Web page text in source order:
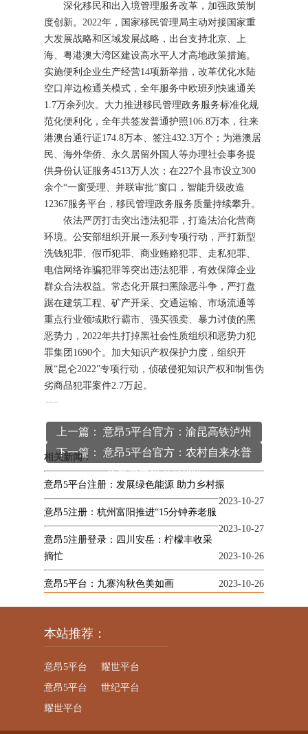
深化移民和出入境管理服务改革，加强政策制
度创新。2022年，国家移民管理局主动对接国家重
大发展战略和区域发展战略，出台支持北京、上
海、粤港澳大湾区建设高水平人才高地政策措施。
实施便利企业生产经营14项新举措，改革优化水陆
空口岸边检通关模式，全年服务中欧班列快速通关
1.7万余列次。大力推进移民管理政务服务标准化规
范化便利化，全年共签发普通护照106.8万本，往来
港澳台通行证174.8万本、签注432.3万个；为港澳居
民、海外华侨、永久居留外国人等办理社会事务提
供身份认证服务4513万人次；在227个县市设立300
余个“一窗受理、并联审批”窗口，智能升级改造
12367服务平台，移民管理政务服务质量持续攀升。
依法严厉打击突出违法犯罪，打造法治化营商
环境。公安部组织开展一系列专项行动，严打新型
洗钱犯罪、假币犯罪、商业贿赂犯罪、走私犯罪、
电信网络诈骗犯罪等突出违法犯罪，有效保障企业
群众合法权益。常态化开展扫黑除恶斗争，严打盘
踞在建筑工程、矿产开采、交通运输、市场流通等
重点行业领域欺行霸市、强买强卖、暴力讨债的黑
恶势力，2022年共打掉黑社会性质组织和恶势力犯
罪集团1690个。加大知识产权保护力度，组织开
展“昆仑2022”专项行动，侦破侵犯知识产权和制售伪
劣商品犯罪案件2.7万起。
上一篇： 意昂5平台官方：渝昆高铁泸州
沱江特大桥主跨顺利合龙
下一篇： 意昂5平台官方：农村自来水普
及率力争提升至88%
相关新闻：
意昂5平台注册：发展绿色能源 助力乡村振
2023-10-27
意昂5注册：杭州富阳推进“15分钟养老服
2023-10-27
意昂5注册登录：四川安岳：柠檬丰收采
摘忙
2023-10-26
意昂5平台：九寨沟秋色美如画 2023-10-26
本站推荐：
意昂5平台
耀世平台
意昂5平台
世纪平台
耀世平台